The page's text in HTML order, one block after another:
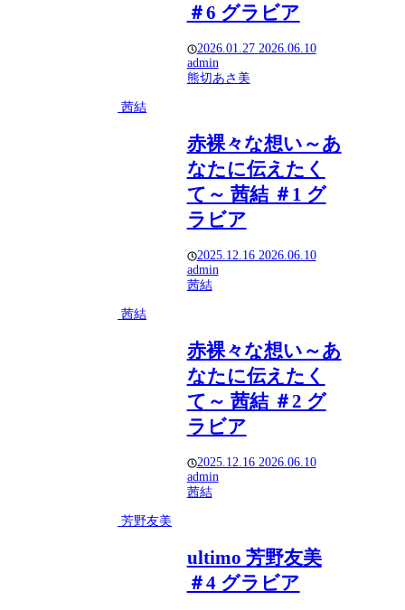
＃6 グラビア
2026.01.27 2026.06.10
admin
熊切あさ美
茜結
赤裸々な想い～あ
なたに伝えたく
て～ 茜結 ＃1 グ
ラビア
2025.12.16 2026.06.10
admin
茜結
茜結
赤裸々な想い～あ
なたに伝えたく
て～ 茜結 ＃2 グ
ラビア
2025.12.16 2026.06.10
admin
茜結
芳野友美
ultimo 芳野友美
＃4 グラビア